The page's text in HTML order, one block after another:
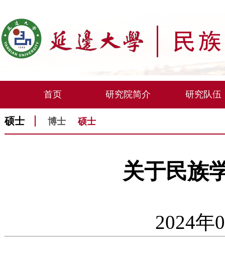
首页 研究院简介 研究队伍
硕士 博士 硕士
关于民族
2024年